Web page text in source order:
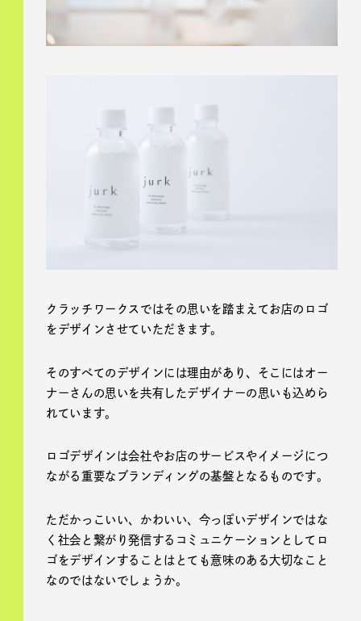
クラッチワークスではその思いを踏まえてお店のロゴ
をデザインさせていただきます。
そのすべてのデザインには理由があり、そこにはオー
ナーさんの思いを共有したデザイナーの思いも込めら
れています。
ロゴデザインは会社やお店のサービスやイメージにつ
ながる重要なブランディングの基盤となるものです。
ただかっこいい、かわいい、今っぽいデザインではな
く社会と繋がり発信するコミュニケーションとしてロ
ゴをデザインすることはとても意味のある大切なこと
なのではないでしょうか。